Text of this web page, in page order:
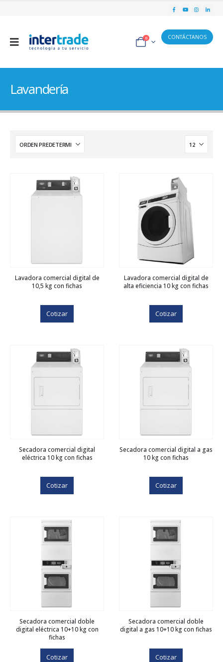
0 CONTÁCTANOS
Lavandería
Lavadora comercial digital de
10,5 kg con fichas
Cotizar
Lavadora comercial digital de
alta eficiencia 10 kg con fichas
Cotizar
Secadora comercial digital
eléctrica 10 kg con fichas
Cotizar
Secadora comercial digital a gas
10 kg con fichas
Cotizar
Secadora comercial doble
digital eléctrica 10+10 kg con
fichas
Cotizar
Secadora comercial doble
digital a gas 10+10 kg con fichas
Cotizar